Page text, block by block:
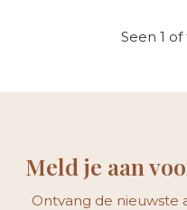
Seen 1
Meld je aan
Ontvang de nieuwste